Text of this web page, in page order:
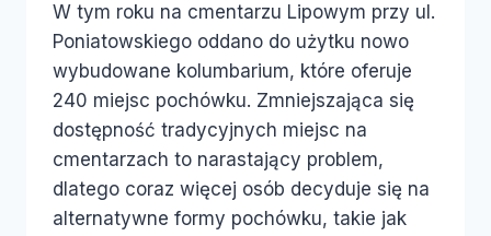
W tym roku na cmentarzu Lipowym przy ul.
Poniatowskiego oddano do użytku nowo
wybudowane kolumbarium, które oferuje
240 miejsc pochówku. Zmniejszająca się
dostępność tradycyjnych miejsc na
cmentarzach to narastający problem,
dlatego coraz więcej osób decyduje się na
alternatywne formy pochówku, takie jak